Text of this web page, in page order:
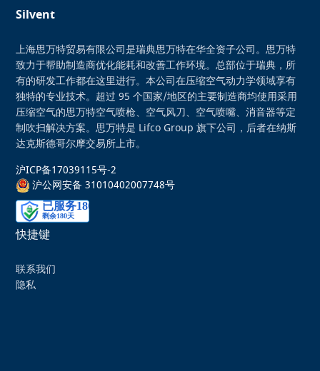
Silvent
上海思万特贸易有限公司是瑞典思万特在华全资子公司。思万特
致力于帮助制造商优化能耗和改善工作环境。总部位于瑞典，所
有的研发工作都在这里进行。本公司在压缩空气动力学领域享有
独特的专业技术。超过 95 个国家/地区的主要制造商均使用采用
压缩空气的思万特空气喷枪、空气风刀、空气喷嘴、消音器等定
制吹扫解决方案。思万特是 Lifco Group 旗下公司，后者在纳斯
达克斯德哥尔摩交易所上市。
沪ICP备17039115号-2
沪公网安备 31010402007748号
快捷键
联系我们
隐私